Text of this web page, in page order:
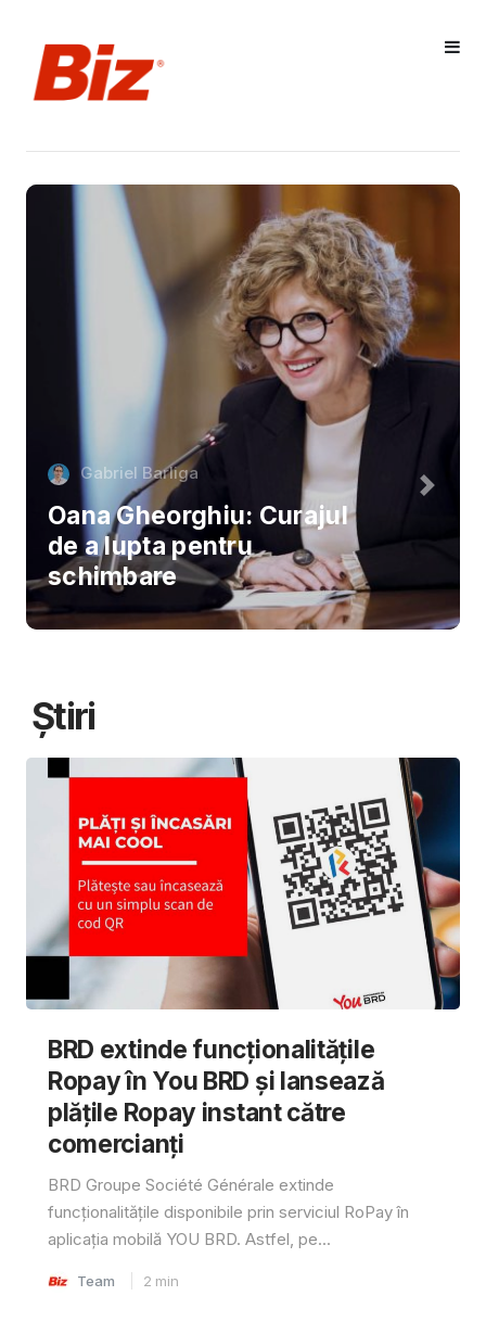
Gabriel Barliga
Oana Gheorghiu: Curajul
de a lupta pentru
schimbare
Știri
BRD extinde funcționalitățile
Ropay în You BRD și lansează
plățile Ropay instant către
comercianți
BRD Groupe Société Générale extinde
funcționalitățile disponibile prin serviciul RoPay în
aplicația mobilă YOU BRD. Astfel, pe...
Team 2 min